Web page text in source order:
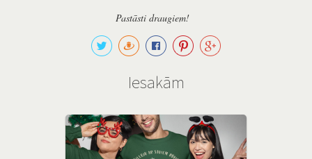
Pastāsti draugiem!
Iesakām